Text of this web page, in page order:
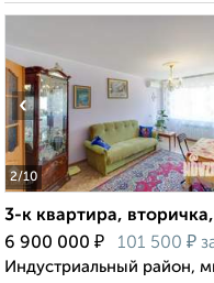
2/10
‹
3-к квартира,
6 900 000 ₽ 101 500 ₽
Индустриальный район,